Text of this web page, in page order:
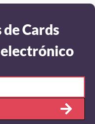
Cards